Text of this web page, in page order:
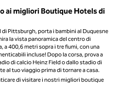
ai migliori Boutique Hotels di
Pittsburgh, porta i bambini al Duquesne
la vista panoramica del centro di
a 400,6 metri sopra i tre fiumi, con una
incluse! Dopo la corsa, prova a
di calcio Heinz Field o dallo stadio di
al tuo viaggio prima di tornare a casa.
di visitare i nostri migliori boutique